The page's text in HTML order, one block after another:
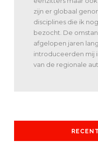
zijn er globaal
disciplines die ik
bezocht. De
afgelopen jaren
introduceerden mij
van de regionale